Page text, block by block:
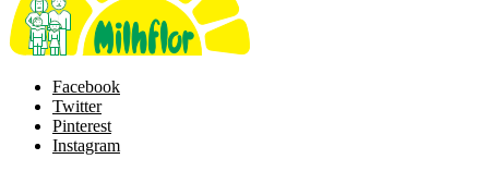
Facebook
Twitter
Pinterest
Instagram